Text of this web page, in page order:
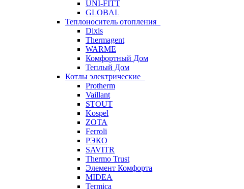
UNI-FITT
GLOBAL
Теплоноситель отопления
Dixis
Thermagent
WARME
Комфортный Дом
Теплый Дом
Котлы электрические
Protherm
Vaillant
STOUT
Kospel
ZOTA
Ferroli
РЭКО
SAVITR
Thermo Trust
Элемент Комфорта
MIDEA
Termica